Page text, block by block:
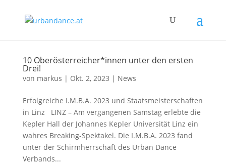
10 Oberösterreicher*innen unter den ersten
Drei!
von markus | Okt. 2, 2023 | News
Erfolgreiche I.M.B.A. 2023 und Staatsmeisterschaften
in Linz LINZ – Am vergangenen Samstag erlebte die
Kepler Hall der Johannes Kepler Universität Linz ein
wahres Breaking-Spektakel. Die I.M.B.A. 2023 fand
unter der Schirmherrschaft des Urban Dance
Verbands...